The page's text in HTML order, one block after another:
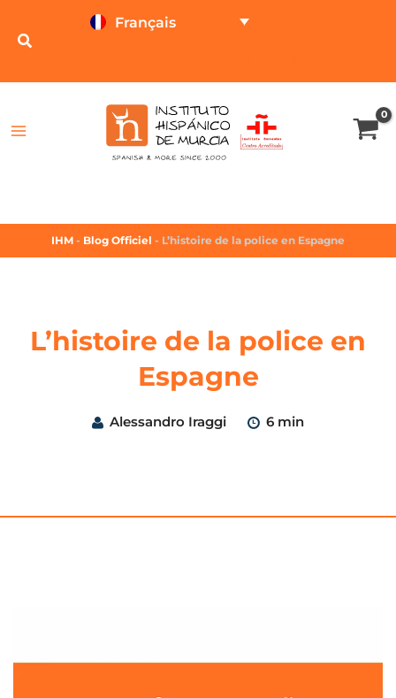
Français
IHM - Blog Officiel - L’histoire de la police en Espagne
L’histoire de la police en
Espagne
Alessandro Iraggi 6 min